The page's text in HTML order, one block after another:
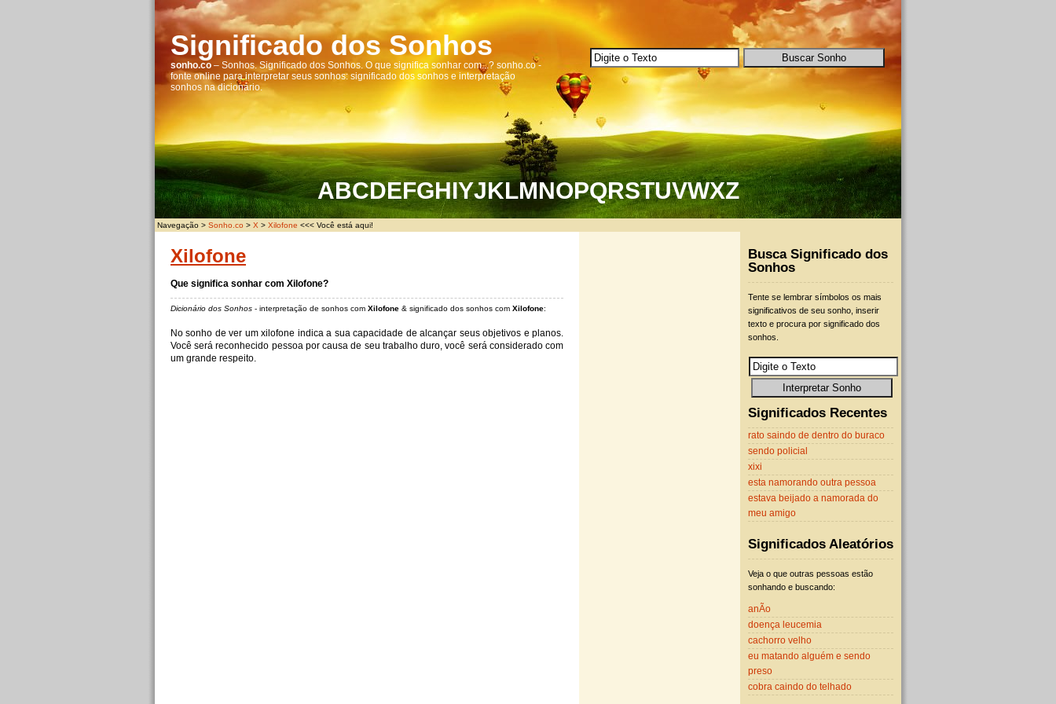
Significado dos Sonhos
sonho.co – Sonhos. Significado dos Sonhos. O que significa sonhar com...? sonho.co -
fonte online para interpretar seus sonhos: significado dos sonhos e interpretação
sonhos na dicionário.
ABCDEFGHIYJKLMNOPQRSTUVWXZ
Navegação > Sonho.co > X > Xilofone <<< Você está aqui!
Xilofone
Que significa sonhar com Xilofone?
Dicionário dos Sonhos - interpretação de sonhos com Xilofone & significado dos sonhos com Xilofone:
No sonho de ver um xilofone indica a sua capacidade de alcançar seus objetivos e planos.
Você será reconhecido pessoa por causa de seu trabalho duro, você será considerado com
um grande respeito.
Busca Significado dos
Sonhos
Tente se lembrar símbolos os mais
significativos de seu sonho, inserir
texto e procura por significado dos
sonhos.
Significados Recentes
rato saindo de dentro do buraco
sendo policial
xixi
esta namorando outra pessoa
estava beijado a namorada do
meu amigo
Significados Aleatórios
Veja o que outras pessoas estão
sonhando e buscando:
anÃo
doença leucemia
cachorro velho
eu matando alguém e sendo
preso
cobra caindo do telhado